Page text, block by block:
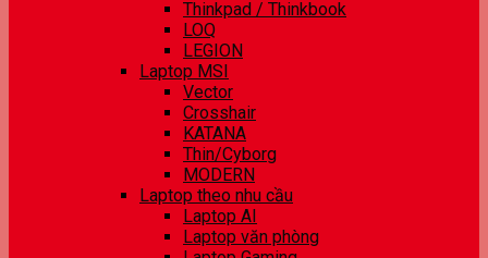
Thinkpad / Thinkbook
LOQ
LEGION
Laptop MSI
Vector
Crosshair
KATANA
Thin/Cyborg
MODERN
Laptop theo nhu cầu
Laptop AI
Laptop văn phòng